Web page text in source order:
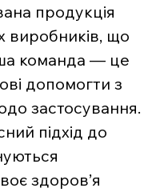
продукція
виробників, що
команда — це
допомогти з
застосування.
підхід до
здоров’я